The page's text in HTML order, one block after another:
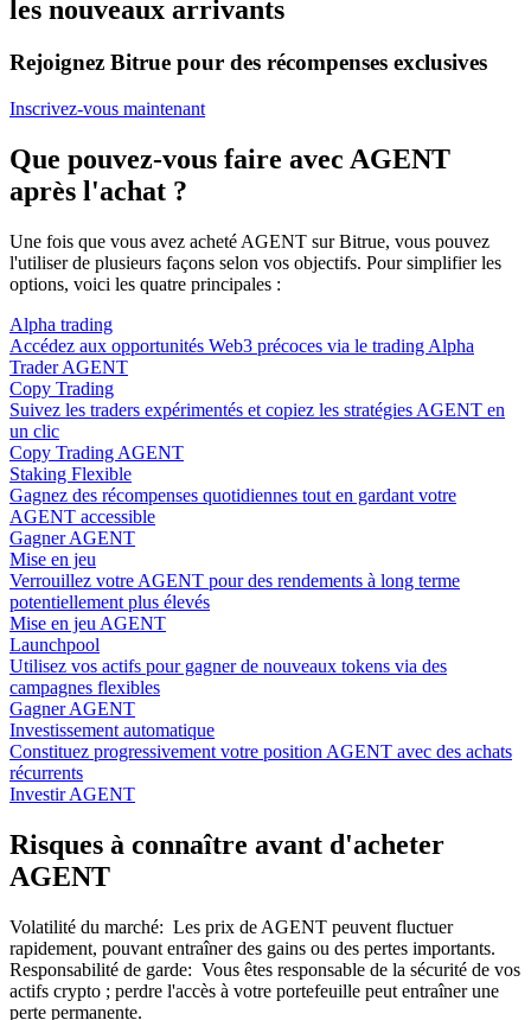
les nouveaux arrivants
Rejoignez Bitrue pour des récompenses exclusives
Inscrivez-vous maintenant
Que pouvez-vous faire avec AGENT
après l'achat ?
Une fois que vous avez acheté AGENT sur Bitrue, vous pouvez
l'utiliser de plusieurs façons selon vos objectifs. Pour simplifier les
options, voici les quatre principales :
Alpha trading
Accédez aux opportunités Web3 précoces via le trading Alpha
Trader AGENT
Copy Trading
Suivez les traders expérimentés et copiez les stratégies AGENT en
un clic
Copy Trading AGENT
Staking Flexible
Gagnez des récompenses quotidiennes tout en gardant votre
AGENT accessible
Gagner AGENT
Mise en jeu
Verrouillez votre AGENT pour des rendements à long terme
potentiellement plus élevés
Mise en jeu AGENT
Launchpool
Utilisez vos actifs pour gagner de nouveaux tokens via des
campagnes flexibles
Gagner AGENT
Investissement automatique
Constituez progressivement votre position AGENT avec des achats
récurrents
Investir AGENT
Risques à connaître avant d'acheter
AGENT
Volatilité du marché: Les prix de AGENT peuvent fluctuer
rapidement, pouvant entraîner des gains ou des pertes importants.
Responsabilité de garde: Vous êtes responsable de la sécurité de vos
actifs crypto ; perdre l'accès à votre portefeuille peut entraîner une
perte permanente.